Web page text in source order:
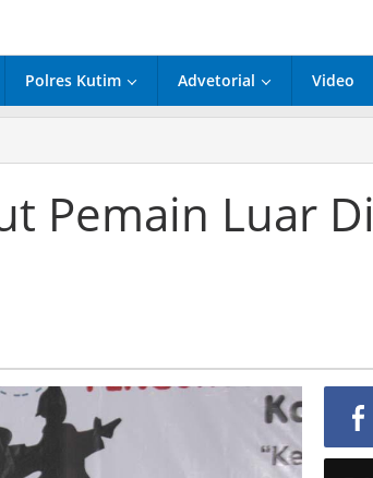
Polres Kutim Advetorial Video
Pemain Luar Di